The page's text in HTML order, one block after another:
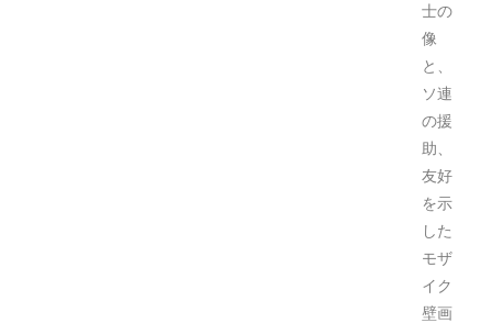
士の
像
と、
ソ連
の援
助、
友好
を示
した
モザ
イク
壁画